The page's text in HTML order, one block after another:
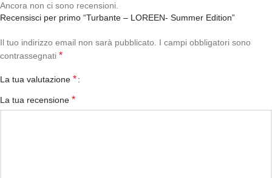
Ancora non ci sono recensioni.
Recensisci per primo “Turbante – LOREEN- Summer Edition”
Il tuo indirizzo email non sarà pubblicato.
I campi obbligatori sono
contrassegnati *
La tua valutazione *
La tua recensione *